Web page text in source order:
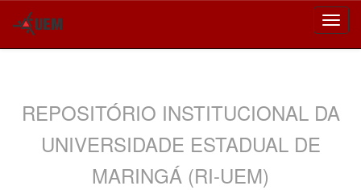
REPOSITÓRIO INSTITUCIONAL DA
UNIVERSIDADE ESTADUAL DE
MARINGÁ (RI-UEM)